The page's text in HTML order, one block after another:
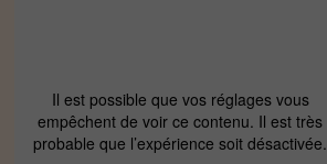
Il est possible que vos réglages vous
empêchent de voir ce contenu. Il est très
probable que l’expérience soit désactivée.